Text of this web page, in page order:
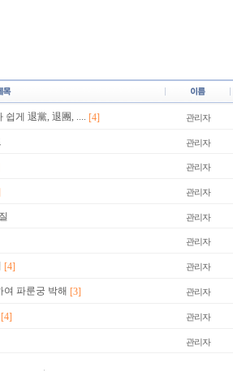
쉽게 退黨, 退團, .... [4] 관리자
관리자
관리자
관리자
관리자
관리자
[4] 관리자
여 파룬궁 박해 [3] 관리자
[4] 관리자
관리자